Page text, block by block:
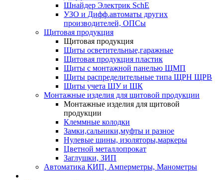
Шнайдер Электрик SchE
УЗО и Дифф.автоматы других
производителей, ОПСы
Щитовая продукция
Щитовая продукция
Щиты осветительные,гаражные
Щитовая продукция пластик
Щиты с монтажной панелью ЩМП
Щиты распределительные типа ЩРН ЩРВ
Щиты учета ЩУ и ЩК
Монтажные изделия для щитовой продукции
Монтажные изделия для щитовой
продукции
Клеммные колодки
Замки,сальники,муфты и разное
Нулевые шины, изоляторы,маркеры
Цветной металлопрокат
Заглушки, ЗИП
Автоматика КИП, Амперметры, Манометры